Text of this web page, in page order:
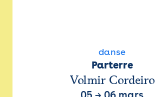
danse
Parterre
Volmir Cordeiro